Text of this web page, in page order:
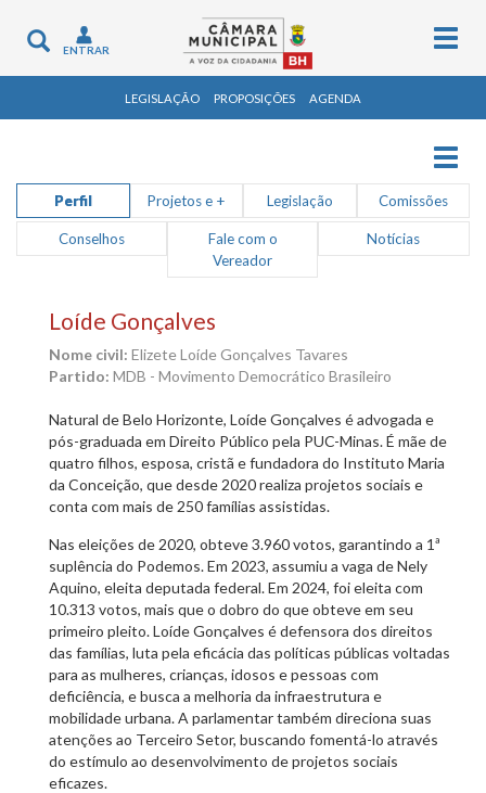
Toggle
navigation
ENTRAR
LEGISLAÇÃO PROPOSIÇÕES AGENDA
Perfil Projetos e + Legislação Comissões
Conselhos
Fale com o
Vereador
Notícias
Loíde Gonçalves
Nome civil: Elizete Loíde Gonçalves Tavares
Partido: MDB - Movimento Democrático Brasileiro
Natural de Belo Horizonte, Loíde Gonçalves é advogada e
pós-graduada em Direito Público pela PUC-Minas. É mãe de
quatro filhos, esposa, cristã e fundadora do Instituto Maria
da Conceição, que desde 2020 realiza projetos sociais e
conta com mais de 250 famílias assistidas.
Nas eleições de 2020, obteve 3.960 votos, garantindo a 1ª
suplência do Podemos. Em 2023, assumiu a vaga de Nely
Aquino, eleita deputada federal. Em 2024, foi eleita com
10.313 votos, mais que o dobro do que obteve em seu
primeiro pleito. Loíde Gonçalves é defensora dos direitos
das famílias, luta pela eficácia das políticas públicas voltadas
para as mulheres, crianças, idosos e pessoas com
deficiência, e busca a melhoria da infraestrutura e
mobilidade urbana. A parlamentar também direciona suas
atenções ao Terceiro Setor, buscando fomentá-lo através
do estímulo ao desenvolvimento de projetos sociais
eficazes.